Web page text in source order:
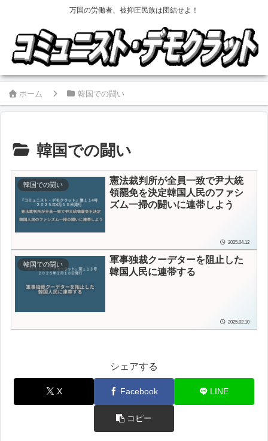
万国の労働者、被抑圧民族は団結せよ！
ホーム 韓国での闘い
韓国での闘い
韓国での闘い
憲法裁判所が全員一致で尹大統
領罷免を決定韓国人民のファシ
ズム一掃の闘いに連帯しよう
2025.04.12
韓国での闘い
軍事独裁クーデターを阻止した
韓国人民に連帯する
2025.02.10
シェアする
X Facebook LINE
コピー